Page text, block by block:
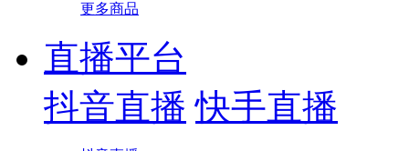
更多商品
直播平台
抖音直播 快手直播